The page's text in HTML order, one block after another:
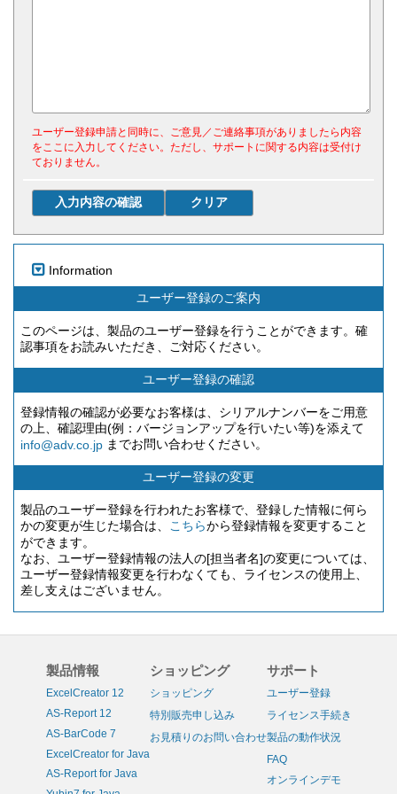
ユーザー登録申請と同時に、ご意見／ご連絡事項がありましたら内容
をここに入力してください。ただし、サポートに関する内容は受付け
ておりません。
Information
ユーザー登録のご案内
このページは、製品のユーザー登録を行うことができます。確
認事項をお読みいただき、ご対応ください。
ユーザー登録の確認
登録情報の確認が必要なお客様は、シリアルナンバーをご用意
の上、確認理由(例：バージョンアップを行いたい等)を添えて
info@adv.co.jp までお問い合わせください。
ユーザー登録の変更
製品のユーザー登録を行われたお客様で、登録した情報に何ら
かの変更が生じた場合は、 こちらから登録情報を変更すること
ができます。
なお、ユーザー登録情報の法人の[担当者名]の変更については、
ユーザー登録情報変更を行わなくても、ライセンスの使用上、
差し支えはございません。
製品情報
ExcelCreator 12
AS-Report 12
AS-BarCode 7
ExcelCreator for Java
AS-Report for Java
ショッピング
ショッピング
特別販売申し込み
お見積りのお問い合わせ
サポート
ユーザー登録
ライセンス手続き
製品の動作状況
FAQ
オンラインデモ